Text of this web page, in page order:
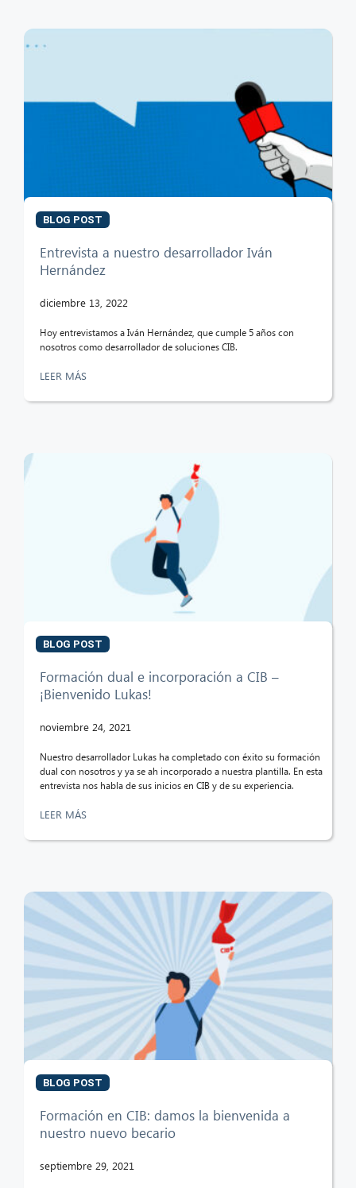
BLOG POST
Entrevista a nuestro desarrollador Iván
Hernández
diciembre 13, 2022
Hoy entrevistamos a Iván Hernández, que cumple 5 años con
nosotros como desarrollador de soluciones CIB.
LEER MÁS
BLOG POST
Formación dual e incorporación a CIB –
¡Bienvenido Lukas!
noviembre 24, 2021
Nuestro desarrollador Lukas ha completado con éxito su formación
dual con nosotros y ya se ah incorporado a nuestra plantilla. En esta
entrevista nos habla de sus inicios en CIB y de su experiencia.
LEER MÁS
BLOG POST
Formación en CIB: damos la bienvenida a
nuestro nuevo becario
septiembre 29, 2021
¡Hola! ¿Qué puedo hacer por ti?